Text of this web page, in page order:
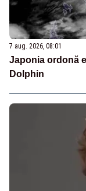
7 aug. 2026, 08:01
Japonia ordonă
Dolphin